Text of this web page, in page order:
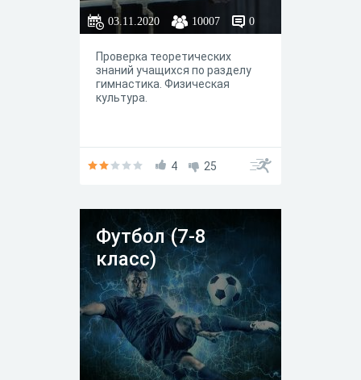
03.11.2020 10007 0
Проверка теоретических
знаний учащихся по разделу
гимнастика. Физическая
культура.
4 25
Футбол (7-8
класс)